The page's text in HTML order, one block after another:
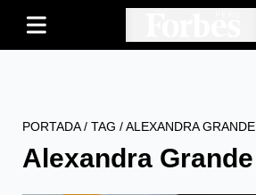
PORTADA/ TAG /ALEXANDRA GRANDE
Alexandra Grande